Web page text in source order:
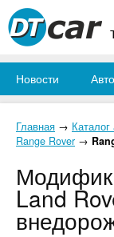
Новости
Главная →
Range Rover →
Land